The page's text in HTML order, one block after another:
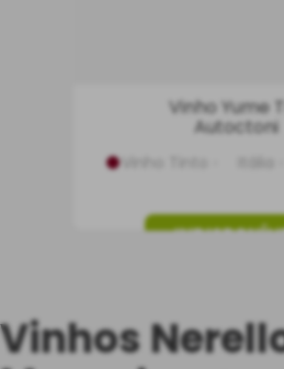
Vinho Yume
Autoctoni
Vinho Tinto
Vinhos